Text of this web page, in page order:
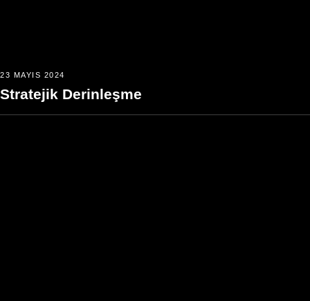
23 MAYIS 2024
Stratejik Derinleşme